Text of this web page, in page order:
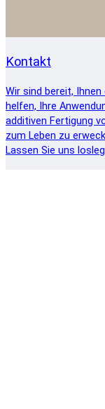
Kontakt
Wir sind bereit, Ihnen
helfen, Ihre
additiven Fertigung
zum Leben zu
Lassen Sie uns